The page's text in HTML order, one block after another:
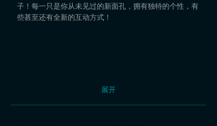
子！每一只是你从未见过的新面孔，拥有独特的个性，有
些甚至还有全新的互动方式！
展开